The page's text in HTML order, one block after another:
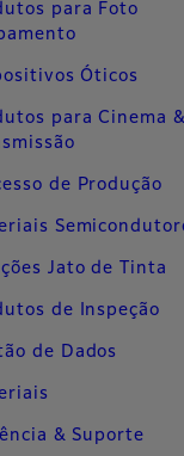
para Foto
Óticos
para Cinema &
de Produção
Jato de Tinta
de Inspeção
de Dados
& Suporte